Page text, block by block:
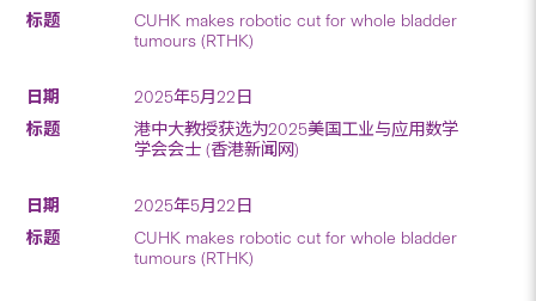
CUHK makes robotic cut for whole bladder
tumours (RTHK)
2025年5月22日
港中大教授获选为2025美国工业与应用数学
学会会士 (香港新闻网)
2025年5月22日
CUHK makes robotic cut for whole bladder
tumours (RTHK)